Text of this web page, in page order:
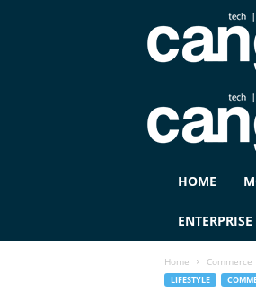
G
HOME
ENTERPRISE
Home Commerce
LIFESTYLE